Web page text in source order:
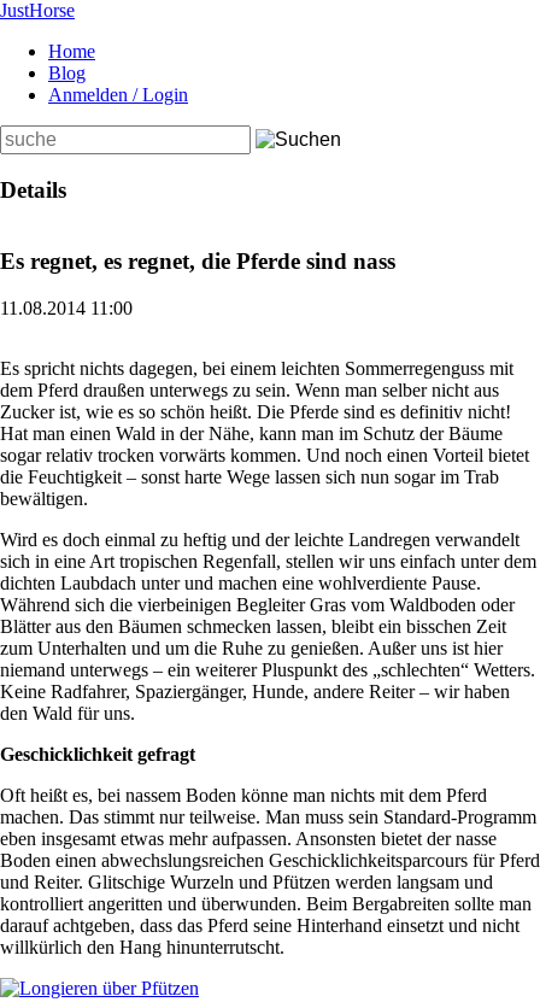
JustHorse
Home
Blog
Anmelden / Login
Suchbegriffe
Details
Es regnet, es regnet, die Pferde sind nass
11.08.2014 11:00
Es spricht nichts dagegen, bei einem leichten Sommerregenguss mit
dem Pferd draußen unterwegs zu sein. Wenn man selber nicht aus
Zucker ist, wie es so schön heißt. Die Pferde sind es definitiv nicht!
Hat man einen Wald in der Nähe, kann man im Schutz der Bäume
sogar relativ trocken vorwärts kommen. Und noch einen Vorteil bietet
die Feuchtigkeit – sonst harte Wege lassen sich nun sogar im Trab
bewältigen.
Wird es doch einmal zu heftig und der leichte Landregen verwandelt
sich in eine Art tropischen Regenfall, stellen wir uns einfach unter dem
dichten Laubdach unter und machen eine wohlverdiente Pause.
Während sich die vierbeinigen Begleiter Gras vom Waldboden oder
Blätter aus den Bäumen schmecken lassen, bleibt ein bisschen Zeit
zum Unterhalten und um die Ruhe zu genießen. Außer uns ist hier
niemand unterwegs – ein weiterer Pluspunkt des „schlechten“ Wetters.
Keine Radfahrer, Spaziergänger, Hunde, andere Reiter – wir haben
den Wald für uns.
Geschicklichkeit gefragt
Oft heißt es, bei nassem Boden könne man nichts mit dem Pferd
machen. Das stimmt nur teilweise. Man muss sein Standard-Programm
eben insgesamt etwas mehr aufpassen. Ansonsten bietet der nasse
Boden einen abwechslungsreichen Geschicklichkeitsparcours für Pferd
und Reiter. Glitschige Wurzeln und Pfützen werden langsam und
kontrolliert angeritten und überwunden. Beim Bergabreiten sollte man
darauf achtgeben, dass das Pferd seine Hinterhand einsetzt und nicht
willkürlich den Hang hinunterrutscht.